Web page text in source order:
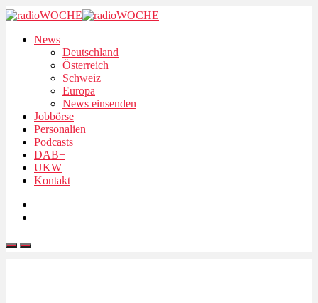
News
Deutschland
Österreich
Schweiz
Europa
News einsenden
Jobbörse
Personalien
Podcasts
DAB+
UKW
Kontakt